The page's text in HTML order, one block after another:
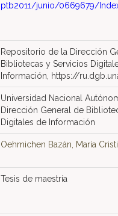
ptb2011/junio/0669679/
Repositorio de la Dirección
Bibliotecas y Servicios
Información, https://
Universidad Nacional
Dirección General de
Digitales de Información
Oehmichen Bazán, María
Tesis de maestría